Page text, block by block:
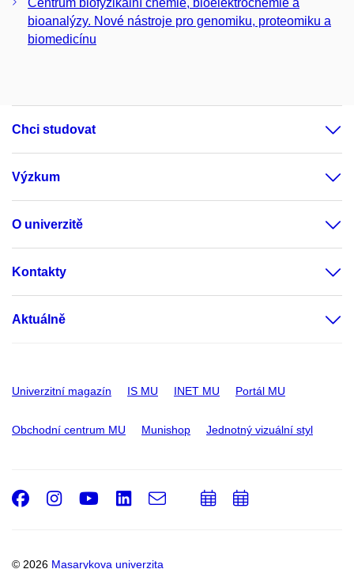
Centrum biofyzikální chemie, bioelektrochemie a
bioanalýzy. Nové nástroje pro genomiku, proteomiku a
biomedicínu
Chci studovat
Výzkum
O univerzitě
Kontakty
Aktuálně
Univerzitní magazín IS MU INET MU Portál MU
Obchodní centrum MU Munishop Jednotný vizuální styl
© 2026 Masarykova univerzita
Facebook
Instagram
Youtube
LinkedIn
e-
PřidatPřidat